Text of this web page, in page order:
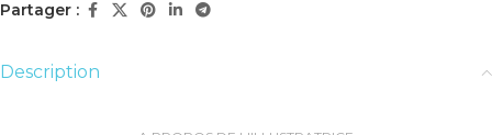
Partager :
Description